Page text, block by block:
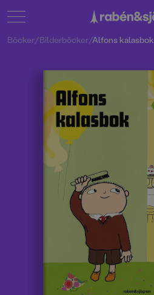
Böcker/Bilderböcker/Alfons kalasbok